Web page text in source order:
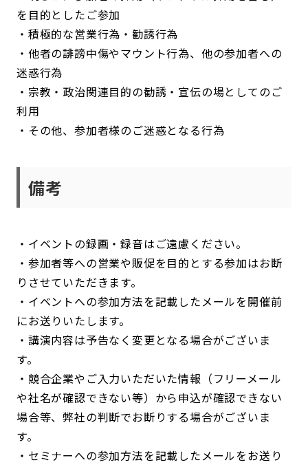
を目的としたご参加
・積極的な営業行為・勧誘行為
・他者の誹謗中傷やマウント行為、他の参加者への
迷惑行為
・宗教・政治関連目的の勧誘・宣伝の場としてのご
利用
・その他、参加者様のご迷惑となる行為
備考
・イベントの録画・録音はご遠慮ください。
・参加者等への営業や販促を目的とする参加はお断
りさせていただきます。
・イベントへの参加方法を記載したメールを開催前
にお送りいたします。
・講演内容は予告なく変更となる場合がございま
す。
・競合企業やご入力いただいた情報（フリーメール
や社名が確認できない等）から申込が確認できない
場合等、弊社の判断でお断りする場合がございま
す。
・セミナーへの参加方法を記載したメールをお送り